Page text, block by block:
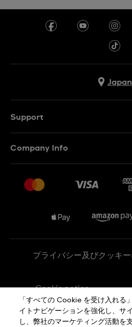
Japan
Support
販売契約条件
Company Info
Swatchで働く
プライバシー及びクッキ
Cookie notice
特定商取引に関する法
「すべての Cookie を受け入れる
イトナビゲーションを強化し、サ
し、弊社のマーケティング活動を